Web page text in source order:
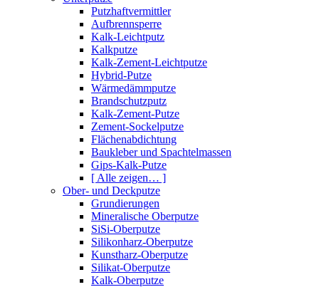
Putzhaftvermittler
Aufbrennsperre
Kalk-Leichtputz
Kalkputze
Kalk-Zement-Leichtputze
Hybrid-Putze
Wärmedämmputze
Brandschutzputz
Kalk-Zement-Putze
Zement-Sockelputze
Flächenabdichtung
Baukleber und Spachtelmassen
Gips-Kalk-Putze
[ Alle zeigen… ]
Ober- und Deckputze
Grundierungen
Mineralische Oberputze
SiSi-Oberputze
Silikonharz-Oberputze
Kunstharz-Oberputze
Silikat-Oberputze
Kalk-Oberputze